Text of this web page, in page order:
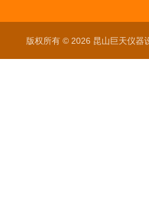
版权所有 © 2026 昆山巨天仪